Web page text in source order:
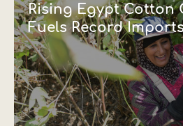
Rising Egypt Cotton
Fuels Record